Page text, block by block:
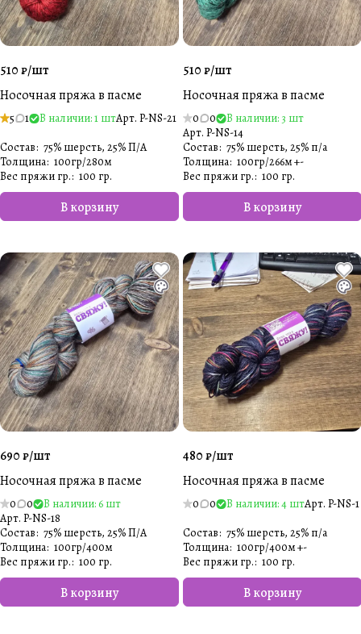
510 ₽/шт
Носочная пряжа в пасме
5 1 В наличии: 1 штАрт. P-NS-21
В корзину
Состав: 75% шерсть, 25% П/А
Толщина: 100гр/280м
Вес пряжи гр.: 100 гр.
510 ₽/шт
Носочная пряжа в пасме
0 0
В наличии: 3 шт
Арт. P-NS-14
В корзину
Состав: 75% шерсть, 25% п/а
Толщина: 100гр/266м +-
Вес пряжи гр.: 100 гр.
690 ₽/шт
Носочная пряжа в пасме
0 0
В наличии: 6 шт
Арт. P-NS-18
В корзину
Состав: 75% шерсть, 25% П/А
Толщина: 100гр/400м
Вес пряжи гр.: 100 гр.
480 ₽/шт
Носочная пряжа в пасме
0 0 В наличии: 4 штАрт. P-NS-1
В корзину
Состав: 75% шерсть, 25% п/а
Толщина: 100гр/400м +-
Вес пряжи гр.: 100 гр.